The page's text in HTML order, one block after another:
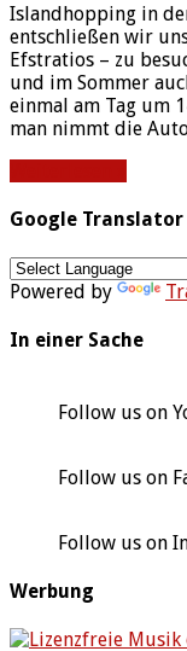
Islandhopping in
entschließen wir
Efstratios – zu
und im Sommer
einmal am Tag um
man nimmt die
Google Translator
Powered by
In einer Sache
Follow us on
Follow us on
Follow us on
Werbung